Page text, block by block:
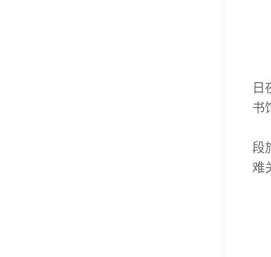
日
书
段
难